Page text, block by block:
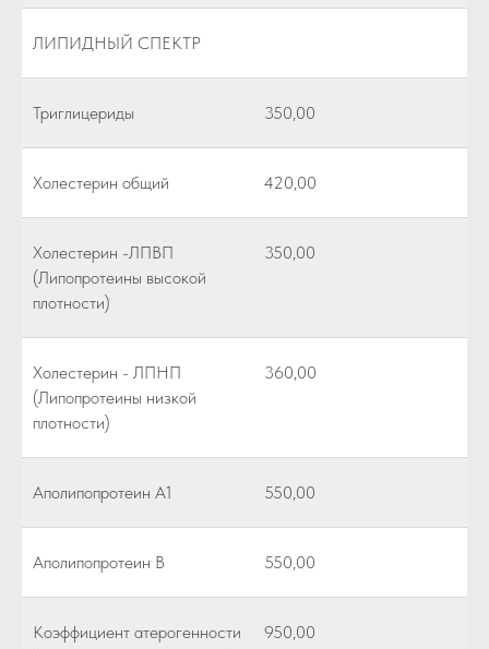
ЛИПИДНЫЙ СПЕКТР
Триглицериды 350,00
Холестерин общий 420,00
Холестерин -ЛПВП
(Липопротеины высокой
плотности)
350,00
Холестерин - ЛПНП
(Липопротеины низкой
плотности)
360,00
Аполипопротеин А1 550,00
Аполипопротеин В 550,00
Коэффициент атерогенности
950,00